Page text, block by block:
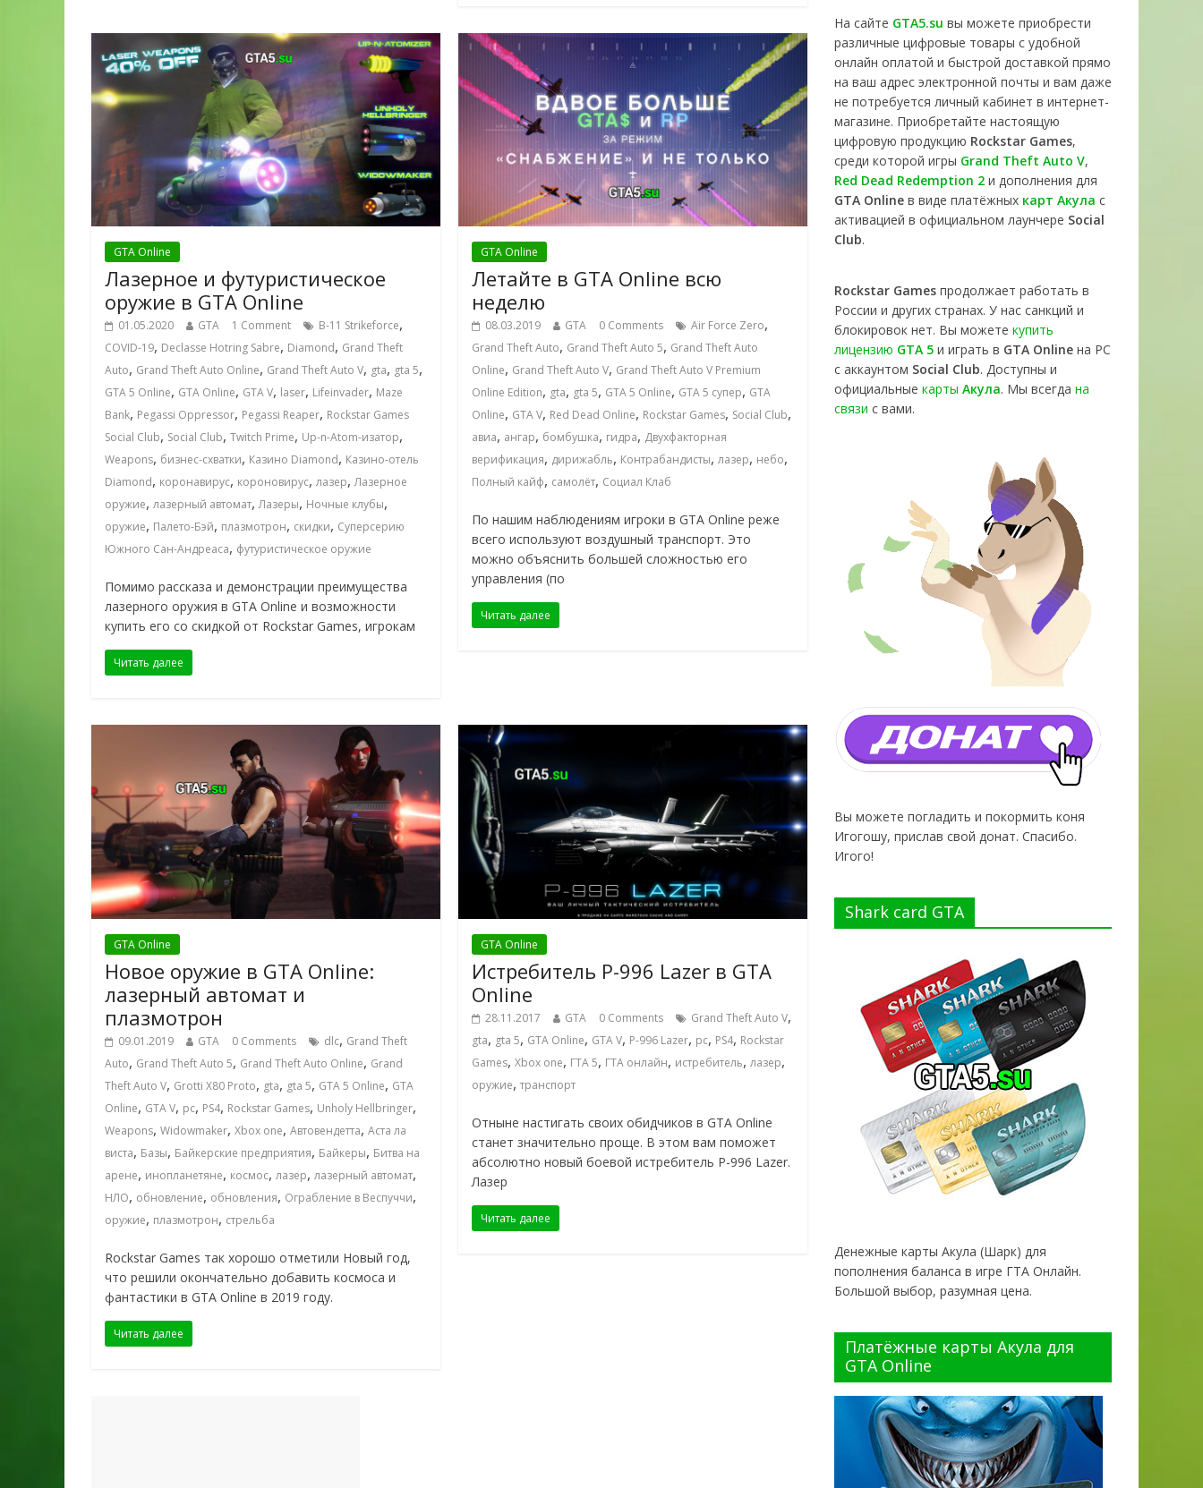
GTA Online
Лазерное и футуристическое
оружие в GTA Online
01.05.2020 GTA 1 Comment B-11 Strikeforce,
COVID-19, Declasse Hotring Sabre, Diamond, Grand Theft
Auto, Grand Theft Auto Online, Grand Theft Auto V, gta, gta 5,
GTA 5 Online, GTA Online, GTA V, laser, Lifeinvader, Maze
Bank, Pegassi Oppressor, Pegassi Reaper, Rockstar Games
Social Club, Social Club, Twitch Prime, Up-n-Atom-изатор,
Weapons, бизнес-схватки, Казино Diamond, Казино-отель
Diamond, коронавирус, короновирус, лазер,Лазерное
оружие, лазерный автомат,Лазеры, Ночные клубы,
оружие, Палето-Бэй, плазмотрон, скидки, Суперсерию
Южного Сан-Андреаса, футуристическое оружие
Помимо рассказа и демонстрации преимущества
лазерного оружия в GTA Online и возможности
купить его со скидкой от Rockstar Games, игрокам
Читать далее
GTA Online
Летайте в GTA Online всю
неделю
08.03.2019 GTA 0 Comments Air Force Zero,
Grand Theft Auto, Grand Theft Auto 5, Grand Theft Auto
Online, Grand Theft Auto V, Grand Theft Auto V Premium
Online Edition, gta, gta 5, GTA 5 Online, GTA 5 супер, GTA
Online, GTA V, Red Dead Online, Rockstar Games, Social Club,
авиа, ангар, бомбушка, гидра, Двухфакторная
верификация, дирижабль, Контрабандисты,лазер, небо,
Полный кайф, самолёт, Социал Клаб
По нашим наблюдениям игроки в GTA Online реже
всего используют воздушный транспорт. Это
можно объяснить большей сложностью его
управления (по
Читать далее
GTA Online
Новое оружие в GTA Online:
лазерный автомат и
плазмотрон
09.01.2019 GTA 0 Comments dlc, Grand Theft
Auto, Grand Theft Auto 5, Grand Theft Auto Online, Grand
Theft Auto V, Grotti X80 Proto, gta, gta 5, GTA 5 Online, GTA
Online, GTA V, pc, PS4, Rockstar Games, Unholy Hellbringer,
Weapons, Widowmaker, Xbox one, Автовендетта, Аста ла
виста, Базы, Байкерские предприятия, Байкеры, Битва на
арене, инопланетяне, космос, лазер, лазерный автомат,
НЛО, обновление, обновления, Ограбление в Веспуччи,
оружие, плазмотрон, стрельба
Rockstar Games так хорошо отметили Новый год,
что решили окончательно добавить космоса и
фантастики в GTA Online в 2019 году.
Читать далее
GTA Online
Истребитель P-996 Lazer в GTA
Online
28.11.2017 GTA 0 Comments Grand Theft Auto V,
gta, gta 5, GTA Online, GTA V, P-996 Lazer, pc, PS4, Rockstar
Games,Xbox one, ГТА 5, ГТА онлайн, истребитель,лазер,
оружие,транспорт
Отныне настигать своих обидчиков в GTA Online
станет значительно проще. В этом вам поможет
абсолютно новый боевой истребитель P-996 Lazer.
Лазер
Читать далее
На сайте GTA5.su вы можете приобрести
различные цифровые товары с удобной
онлайн оплатой и быстрой доставкой прямо
на ваш адрес электронной почты и вам даже
не потребуется личный кабинет в интернет-
магазине. Приобретайте настоящую
цифровую продукцию Rockstar Games,
среди которой игры Grand Theft Auto V,
Red Dead Redemption 2 и дополнения для
GTA Online в виде платёжных карт Акула с
активацией в официальном лаунчере Social
Club.
Rockstar Games продолжает работать в
России и других странах. У нас санкций и
блокировок нет. Вы можете купить
лицензию GTA 5 и играть в GTA Online на PC
с аккаунтом Social Club. Доступны и
официальные карты Акула. Мы всегда на
связи с вами.
Вы можете погладить и покормить коня
Игогошу, прислав свой донат. Спасибо.
Игого!
Shark card GTA
Денежные карты Акула (Шарк) для
пополнения баланса в игре ГТА Онлайн.
Большой выбор, разумная цена.
Платёжные карты Акула для
GTA Online